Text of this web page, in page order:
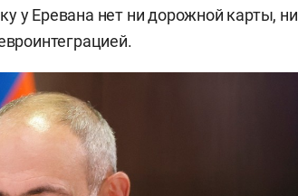
у Еревана нет ни дорожной карты, ни